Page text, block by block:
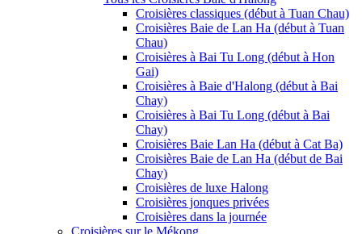
Croisières classiques (début à Tuan Chau)
Croisières Baie de Lan Ha (début à Tuan
Chau)
Croisières à Bai Tu Long (début à Hon
Gai)
Croisières à Baie d'Halong (début à Bai
Chay)
Croisières à Bai Tu Long (début à Bai
Chay)
Croisières Baie Lan Ha (début à Cat Ba)
Croisières Baie de Lan Ha (début de Bai
Chay)
Croisières de luxe Halong
Croisières jonques privées
Croisières dans la journée
Croisières sur le Mékong